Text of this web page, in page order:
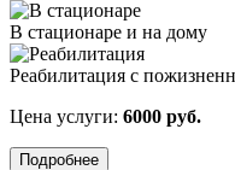
В стационаре и на дому
Реабилитация с
Цена услуги: 6000 руб.
Подробнее